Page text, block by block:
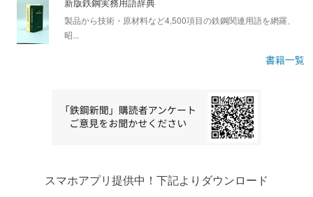
製品から技術・原材料など4,500項目の鉄鋼関連用語を網羅、
昭...
書籍一覧
スマホアプリ提供中！下記よりダウンロード